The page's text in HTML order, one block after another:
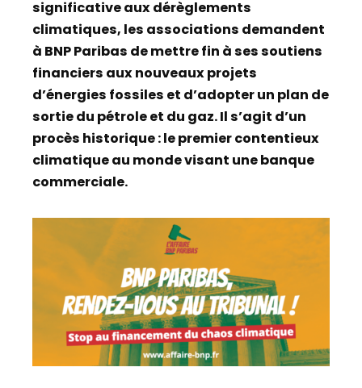
significative aux dérèglements
climatiques, les associations demandent
à BNP Paribas de mettre fin à ses soutiens
financiers aux nouveaux projets
d’énergies fossiles et d’adopter un plan de
sortie du pétrole et du gaz. Il s’agit d’un
procès historique : le premier contentieux
climatique au monde visant une banque
commerciale.